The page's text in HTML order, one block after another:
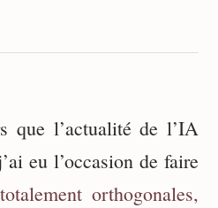
que l’actualité de l’IA
eu l’occasion de faire
orthogonales,